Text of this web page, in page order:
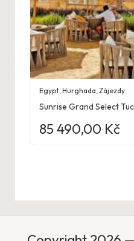
Egypt,Hurghada,Zájezdy
Sunrise Grand Select
85 490,00 Kč